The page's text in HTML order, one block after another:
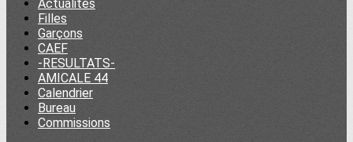
Actualités
Filles
Garçons
CAEF
-RESULTATS-
AMICALE 44
Calendrier
Bureau
Commissions